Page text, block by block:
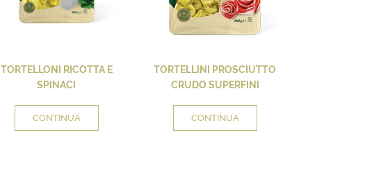
TORTELLONI RICOTTA E
SPINACI
CONTINUA
TORTELLINI PROSCIUTTO
CRUDO SUPERFINI
CONTINUA